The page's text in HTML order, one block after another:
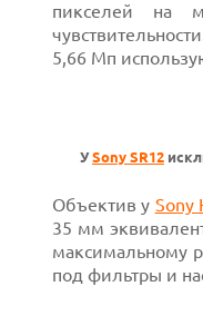
пикселей на
5,66 Мп
УSony SR12
Объектив у Sony
35 мм
максимальному
под фильтры и